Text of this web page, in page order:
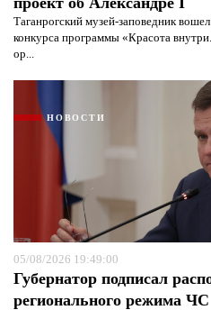
Таганрогский музей-заповедник
конкурса программы «Красота
ор...
НОВОСТИ
05/08/2026 19:49:00
Губернатор подписал
регионального режима ЧС